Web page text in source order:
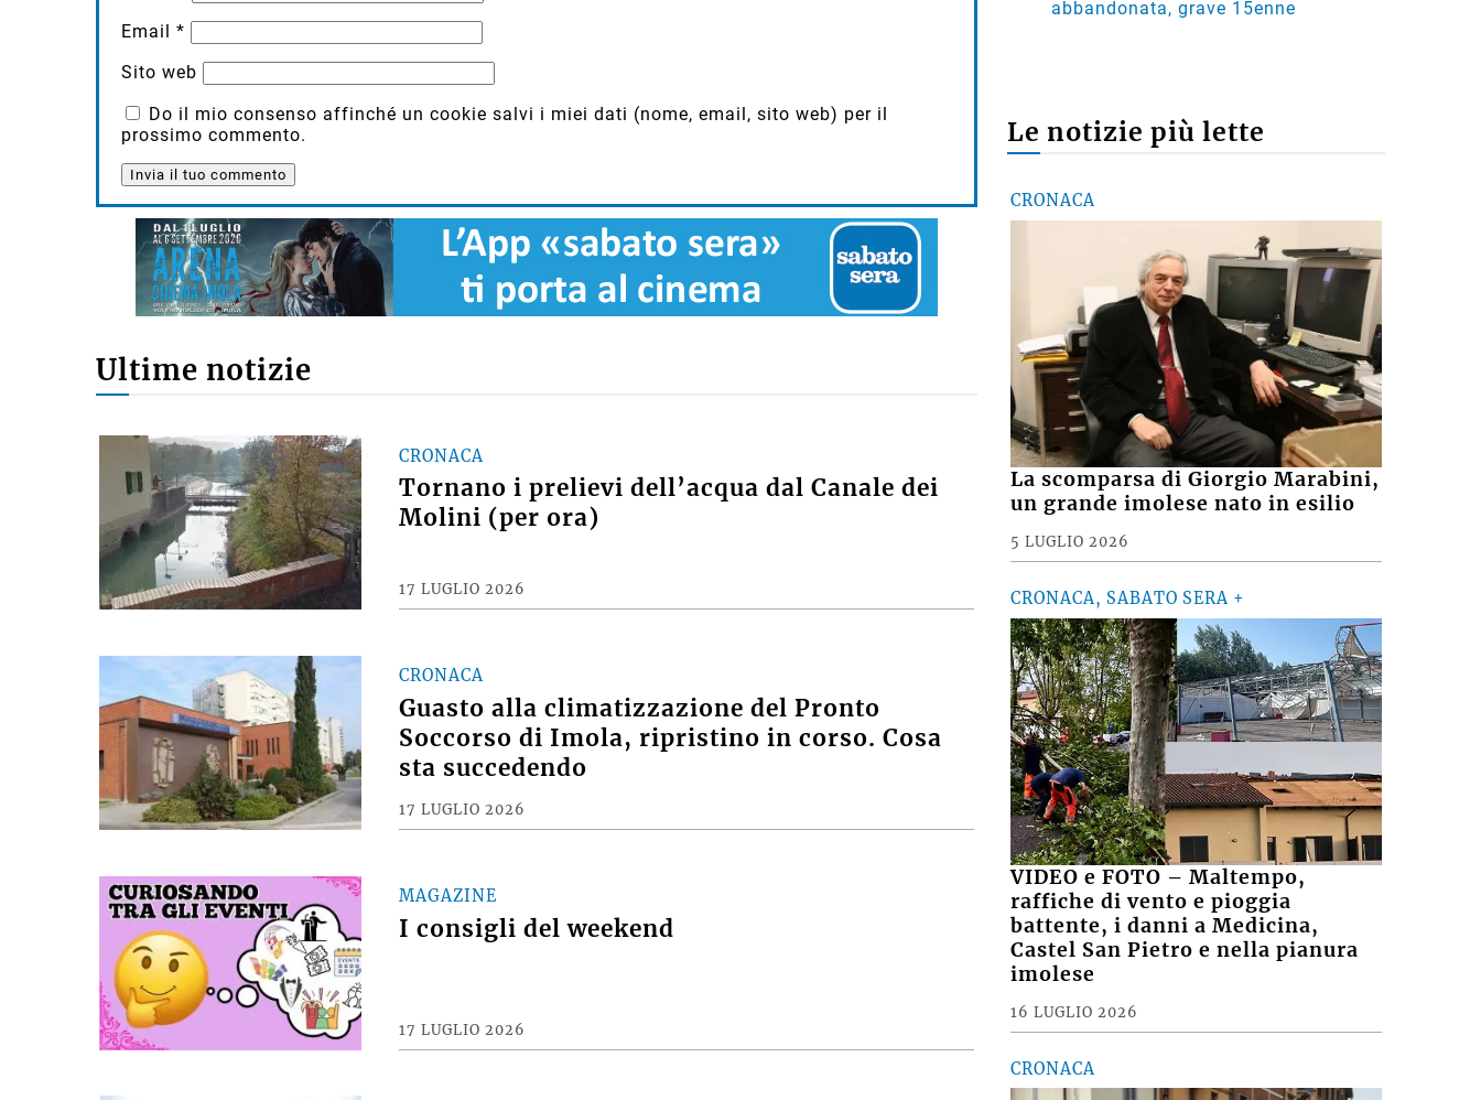
Email *
Sito web
Do il mio consenso affinché un cookie salvi i miei dati (nome, email, sito web) per il
prossimo commento.
Ultime notizie
CRONACA
Tornano i prelievi dell’acqua dal Canale dei
Molini (per ora)
17 LUGLIO 2026
CRONACA
Guasto alla climatizzazione del Pronto
Soccorso di Imola, ripristino in corso. Cosa
sta succedendo
17 LUGLIO 2026
MAGAZINE
I consigli del weekend
17 LUGLIO 2026
abbandonata, grave 15enne
Le notizie più lette
CRONACA
La scomparsa di Giorgio Marabini,
un grande imolese nato in esilio
5 LUGLIO 2026
CRONACA, SABATO SERA +
VIDEO e FOTO – Maltempo,
raffiche di vento e pioggia
battente, i danni a Medicina,
Castel San Pietro e nella pianura
imolese
16 LUGLIO 2026
CRONACA